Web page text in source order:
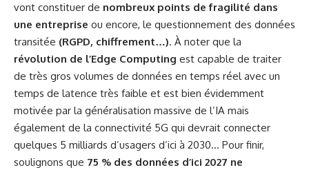
vont constituer de nombreux points de fragilité dans
une entreprise ou encore, le questionnement des données
transitée (RGPD, chiffrement…). À noter que la
révolution de l’Edge Computing est capable de traiter
de très gros volumes de données en temps réel avec un
temps de latence très faible et est bien évidemment
motivée par la généralisation massive de l’IA mais
également de la connectivité 5G qui devrait connecter
quelques 5 milliards d’usagers d’ici à 2030… Pour finir,
soulignons que 75 % des données d’ici 2027 ne